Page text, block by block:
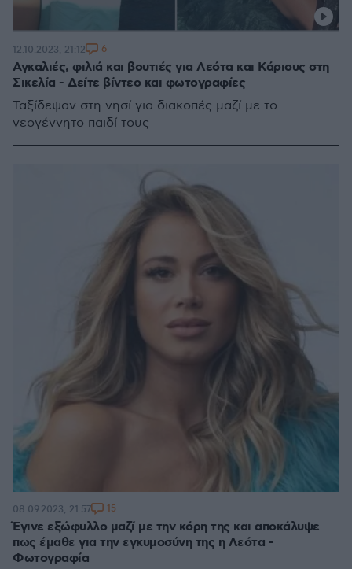
Αγκαλιές, φιλιά και βουτιές για Λεότα και Κάριους στη
Σικελία - Δείτε βίντεο και φωτογραφίες
Ταξίδεψαν στη νησί για διακοπές μαζί με το
νεογέννητο παιδί τους
12.10.2023, 21:12 6
Έγινε εξώφυλλο μαζί με την κόρη της και αποκάλυψε
πως έμαθε για την εγκυμοσύνη της η Λεότα -
Φωτογραφία
08.09.2023, 21:57 15